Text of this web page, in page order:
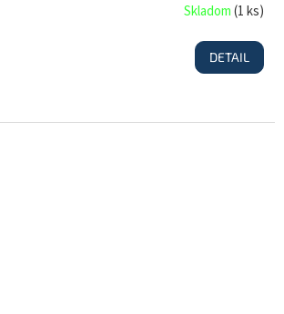
Skladom(1 ks)
DETAIL